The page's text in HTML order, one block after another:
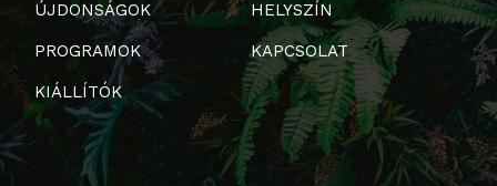
ÚJDONSÁGOK
PROGRAMOK
KIÁLLÍTÓK
HELYSZÍN
KAPCSOLAT